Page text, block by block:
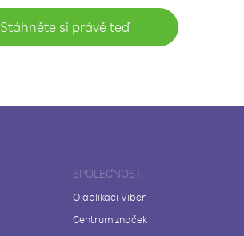
Stáhněte si právě teď
SPOLEČNOST
O aplikaci Viber
Centrum značek